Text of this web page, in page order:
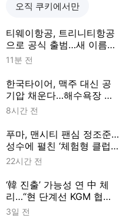
오직 쿠키에서만
티웨이항공, 트리니티항공
으로 공식 출범…새 이름에
새 옷 입었다 [현장+]
11분 전
한국타이어, 맥주 대신 공
기압 채운다…해수욕장 누
빈 ‘타이어보이’ [현장+]
8시간 전
푸마, 맨시티 팬심 정조준…
성수에 펼친 ‘체험형 클럽
하우스’ [현장+]
22시간 전
‘韓 진출’ 가능성 연 中 체
리…“현 단계선 KGM 협력
이 최우선” [현장+]
3일 전